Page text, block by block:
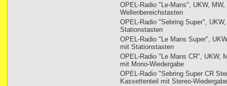
OPEL-Radio "Le-Mans", UKW,
Wellenbereichstasten
OPEL-Radio "Sebring Super",
Stationstasten
OPEL-Radio "Le Mans Super",
mit Stationstasten
OPEL-Radio "Le Mans CR", UKW,
mit Mono-Wiedergabe
OPEL-Radio "Sebring Super CR
Kassettenteil mit Stereo-